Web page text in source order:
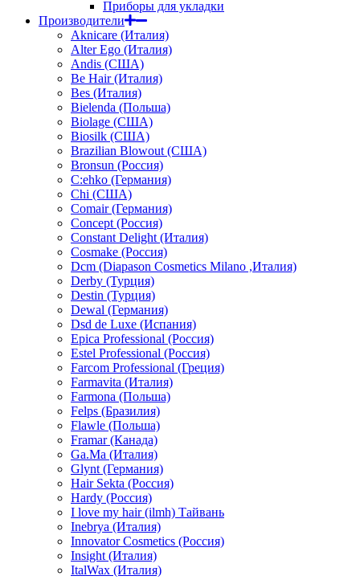
Приборы для укладки
Производители
Aknicare (Италия)
Alter Ego (Италия)
Andis (США)
Be Hair (Италия)
Bes (Италия)
Bielenda (Польша)
Biolage (США)
Biosilk (США)
Brazilian Blowout (США)
Bronsun (Россия)
C:ehko (Германия)
Chi (США)
Comair (Германия)
Concept (Россия)
Constant Delight (Италия)
Cosmake (Россия)
Dcm (Diapason Cosmetics Milano ,Италия)
Derby (Турция)
Destin (Турция)
Dewal (Германия)
Dsd de Luxe (Испания)
Epica Professional (Россия)
Estel Professional (Россия)
Farcom Professional (Греция)
Farmavita (Италия)
Farmona (Польша)
Felps (Бразилия)
Flawle (Польша)
Framar (Канада)
Ga.Ma (Италия)
Glynt (Германия)
Hair Sekta (Россия)
Hardy (Россия)
I love my hair (ilmh) Тайвань
Inebrya (Италия)
Innovator Cosmetics (Россия)
Insight (Италия)
ItalWax (Италия)